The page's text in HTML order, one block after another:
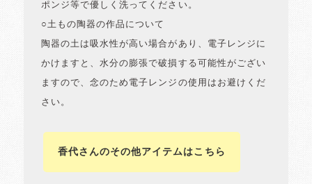
ポンジ等で優しく洗ってください。
○土もの陶器の作品について
陶器の土は吸水性が高い場合があり、電子レンジに
かけますと、水分の膨張で破損する可能性がござい
ますので、念のため電子レンジの使用はお避けくだ
さい。
香代さんのその他アイテムはこちら